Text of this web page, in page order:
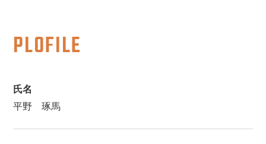
PLOFILE
氏名
平野 琢馬